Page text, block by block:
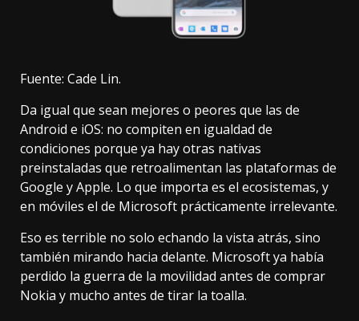
Fuente: Cade Lin.
Da igual que sean mejores o peores que las de
Android e iOS: no compiten en igualdad de
condiciones porque ya hay otras nativas
preinstaladas que retroalimentan las plataformas de
Google y Apple. Lo que importa es el ecosistemas, y
en móviles el de Microsoft prácticamente irrelevante.
Eso es terrible no solo echando la vista atrás, sino
también mirando hacia delante. Microsoft ya había
perdido la guerra de la movilidad antes de comprar
Nokia y mucho antes de tirar la toalla.